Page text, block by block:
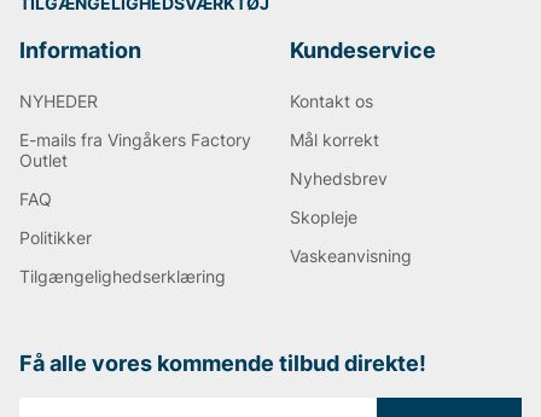
Information
NYHEDER
E-mails fra Vingåkers Factory
Outlet
FAQ
Politikker
Tilgængelighedserklæring
Kundeservice
Kontakt os
Mål korrekt
Nyhedsbrev
Skopleje
Vaskeanvisning
Få alle vores kommende tilbud direkte!